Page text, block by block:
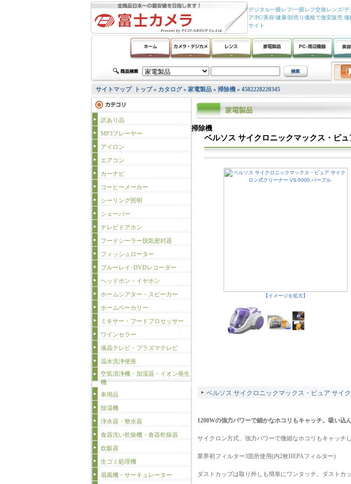
デジタル一眼レフ/一眼レフ交換レンズ/
ア/PC/美容/健康/卸売り価格で激安販売
サイト
サイトマップ トップ»カタログ»家電製品»掃除機»4582228220345
訳あり品
MP3プレーヤー
アイロン
エアコン
カーナビ
コーヒーメーカー
シーリング照明
シェーバー
テレビドアホン
フードシーラー脱気密封器
フィッシュローター
ブルーレイ･DVDレコーダー
ヘッドホン・イヤホン
ホームシアター・スピーカー
ホームベーカリー
ミキサー・フードプロセッサー
ワインセラー
液晶テレビ・プラズマテレビ
温水洗浄便座
空気清浄機・加湿器・イオン発生
機
車用品
除湿機
浄水器・整水器
食器洗い乾燥機・食器乾燥器
炊飯器
生ゴミ処理機
扇風機・サーキュレーター
掃除機
ベルソス サイクロニックマックス・ピ
【イメージを拡大】
ベルソス サイクロニックマックス・ピュア サイ
1200Wの強力パワーで細かなホコリもキャッチ。吸い込
サイクロン方式、強力パワーで微細なホコリもキャッチし
業界初フィルター3箇所使用(内2枚HEPAフィルター)
ダストカップは取り外しも簡単にワンタッチ。ダストカ